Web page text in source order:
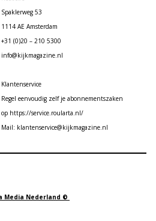
Spaklerweg 53
1114 AE Amsterdam
+31 (0)20 – 210 5300
info@kijkmagazine.nl
Klantenservice
Regel eenvoudig zelf je abonnementszaken
op https://service.roularta.nl/
Mail: klantenservice@kijkmagazine.nl
Media Nederland ©